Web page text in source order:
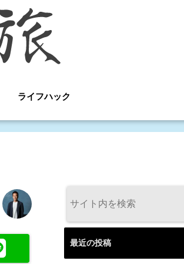
ライフハック
最近の投稿